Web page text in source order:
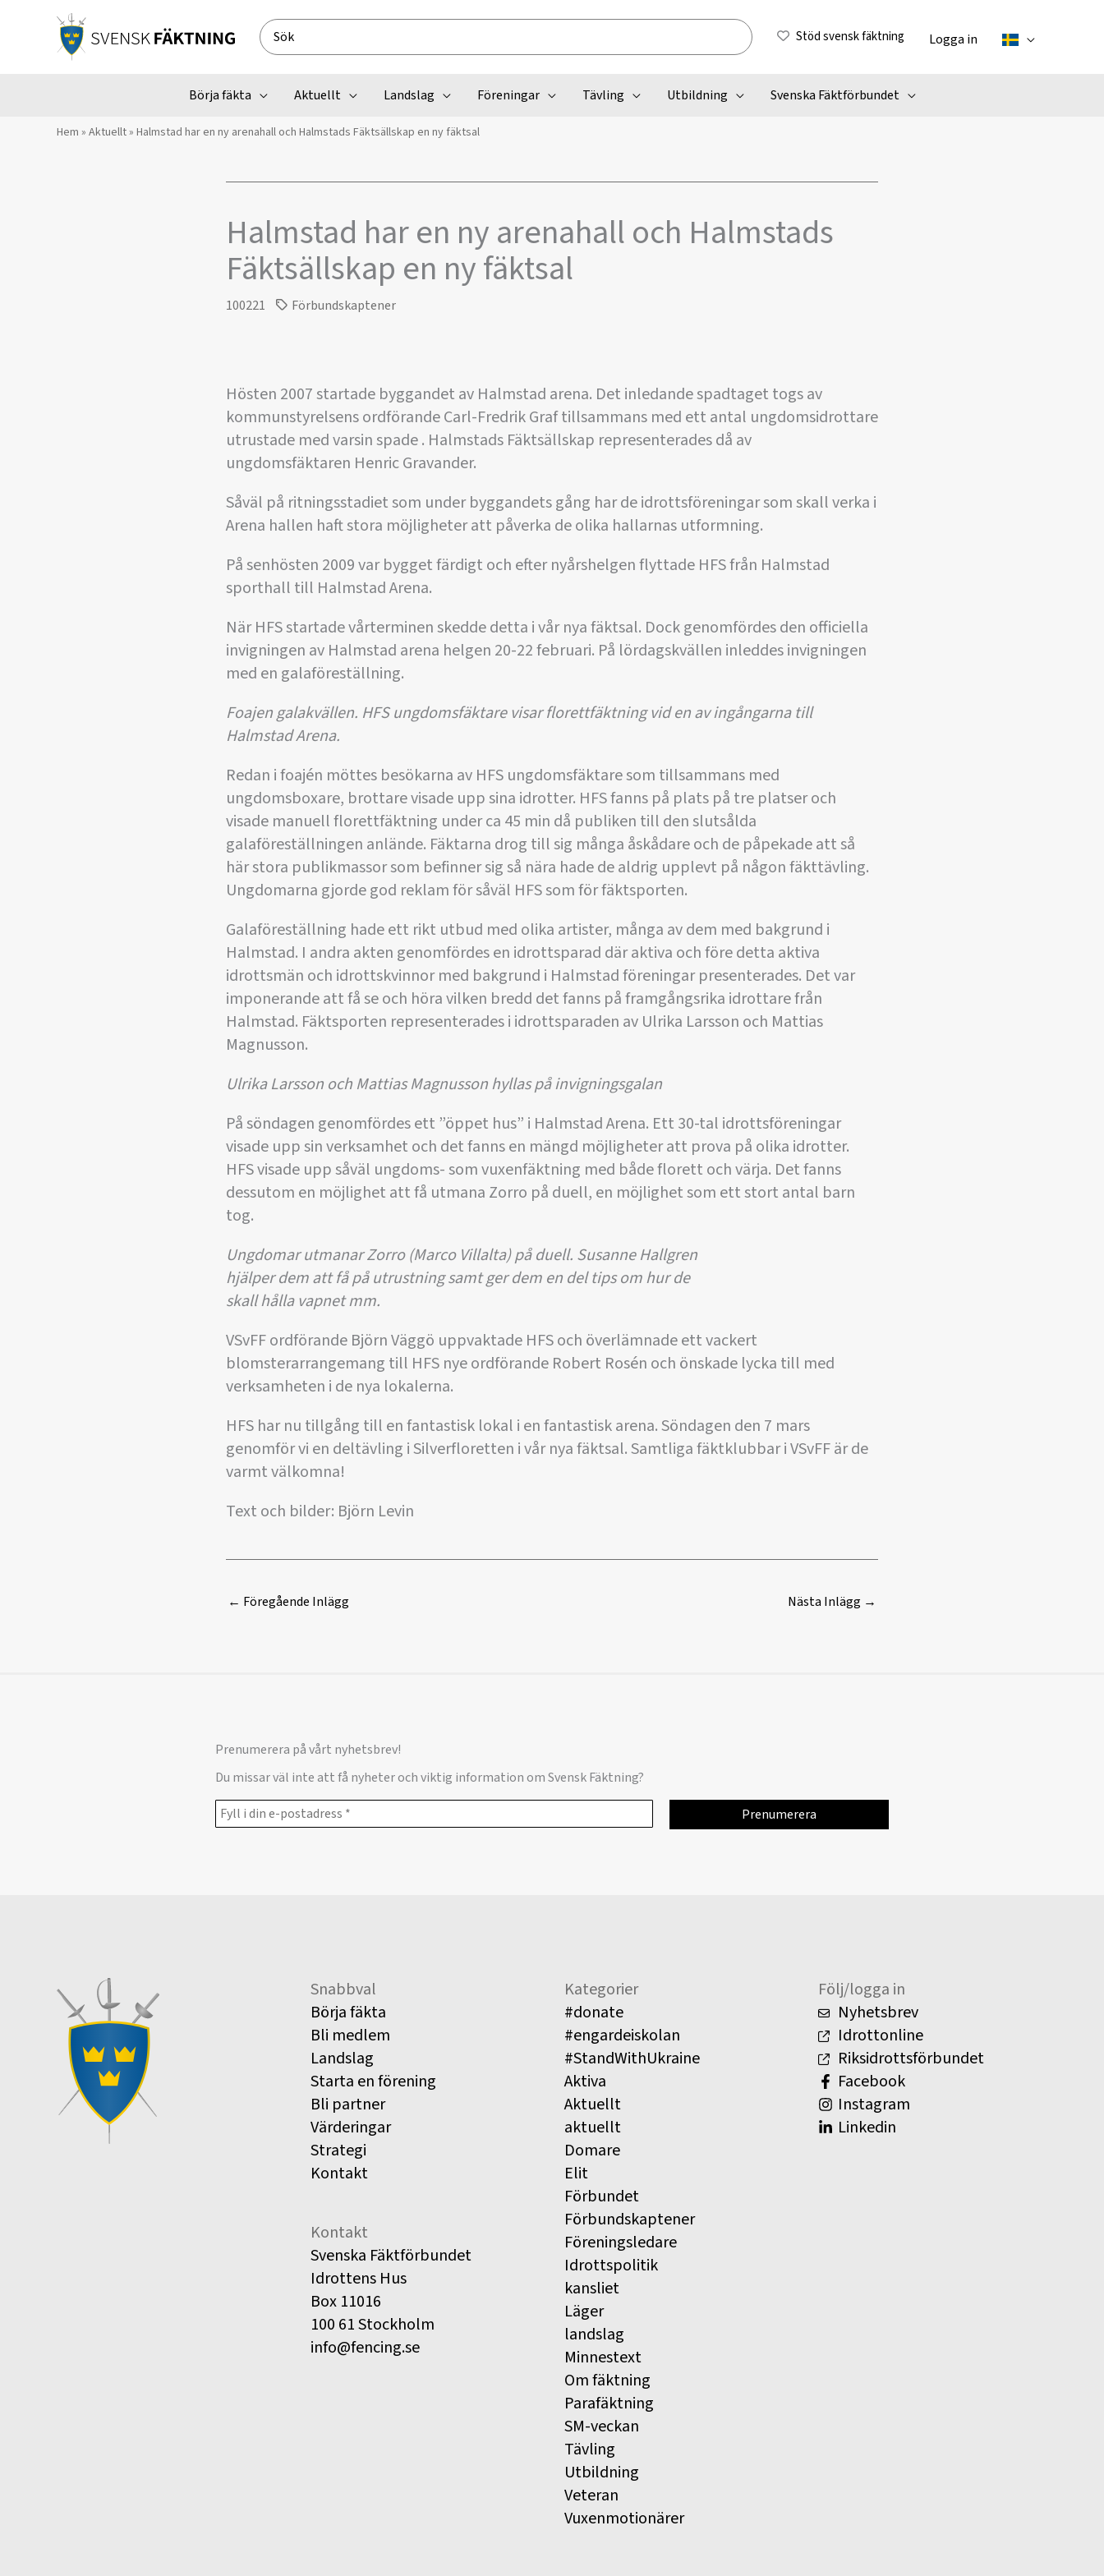
Search
for:
Stöd svensk fäktning Logga in
Börja fäkta Aktuellt Landslag Föreningar Tävling Utbildning Svenska Fäktförbundet
Hem » Aktuellt» Halmstad har en ny arenahall och Halmstads Fäktsällskap en ny fäktsal
Halmstad har en ny arenahall och Halmstads
Fäktsällskap en ny fäktsal
100221 Förbundskaptener
Hösten 2007 startade byggandet av Halmstad arena. Det inledande spadtaget togs av
kommunstyrelsens ordförande Carl-Fredrik Graf tillsammans med ett antal ungdomsidrottare
utrustade med varsin spade . Halmstads Fäktsällskap representerades då av
ungdomsfäktaren Henric Gravander.
Såväl på ritningsstadiet som under byggandets gång har de idrottsföreningar som skall verka i
Arena hallen haft stora möjligheter att påverka de olika hallarnas utformning.
På senhösten 2009 var bygget färdigt och efter nyårshelgen flyttade HFS från Halmstad
sporthall till Halmstad Arena.
När HFS startade vårterminen skedde detta i vår nya fäktsal. Dock genomfördes den officiella
invigningen av Halmstad arena helgen 20-22 februari. På lördagskvällen inleddes invigningen
med en galaföreställning.
Foajen galakvällen. HFS ungdomsfäktare visar florettfäktning vid en av ingångarna till
Halmstad Arena.
Redan i foajén möttes besökarna av HFS ungdomsfäktare som tillsammans med
ungdomsboxare, brottare visade upp sina idrotter. HFS fanns på plats på tre platser och
visade manuell florettfäktning under ca 45 min då publiken till den slutsålda
galaföreställningen anlände. Fäktarna drog till sig många åskådare och de påpekade att så
här stora publikmassor som befinner sig så nära hade de aldrig upplevt på någon fäkttävling.
Ungdomarna gjorde god reklam för såväl HFS som för fäktsporten.
Galaföreställning hade ett rikt utbud med olika artister, många av dem med bakgrund i
Halmstad. I andra akten genomfördes en idrottsparad där aktiva och före detta aktiva
idrottsmän och idrottskvinnor med bakgrund i Halmstad föreningar presenterades. Det var
imponerande att få se och höra vilken bredd det fanns på framgångsrika idrottare från
Halmstad. Fäktsporten representerades i idrottsparaden av Ulrika Larsson och Mattias
Magnusson.
Ulrika Larsson och Mattias Magnusson hyllas på invigningsgalan
På söndagen genomfördes ett ”öppet hus” i Halmstad Arena. Ett 30-tal idrottsföreningar
visade upp sin verksamhet och det fanns en mängd möjligheter att prova på olika idrotter.
HFS visade upp såväl ungdoms- som vuxenfäktning med både florett och värja. Det fanns
dessutom en möjlighet att få utmana Zorro på duell, en möjlighet som ett stort antal barn
tog.
Ungdomar utmanar Zorro (Marco Villalta) på duell. Susanne Hallgren
hjälper dem att få på utrustning samt ger dem en del tips om hur de
skall hålla vapnet mm.
VSvFF ordförande Björn Väggö uppvaktade HFS och överlämnade ett vackert
blomsterarrangemang till HFS nye ordförande Robert Rosén och önskade lycka till med
verksamheten i de nya lokalerna.
HFS har nu tillgång till en fantastisk lokal i en fantastisk arena. Söndagen den 7 mars
genomför vi en deltävling i Silverfloretten i vår nya fäktsal. Samtliga fäktklubbar i VSvFF är de
varmt välkomna!
Text och bilder: Björn Levin
← Föregående Inlägg Nästa Inlägg →
Prenumerera på vårt nyhetsbrev!
Du missar väl inte att få nyheter och viktig information om Svensk Fäktning?
Snabbval
Börja fäkta
Bli medlem
Landslag
Starta en förening
Bli partner
Värderingar
Strategi
Kontakt
Kontakt
Svenska Fäktförbundet
Idrottens Hus
Box 11016
100 61 Stockholm
info@fencing.se
Kategorier
#donate
#engardeiskolan
#StandWithUkraine
Aktiva
Aktuellt
aktuellt
Domare
Elit
Förbundet
Förbundskaptener
Föreningsledare
Idrottspolitik
kansliet
Läger
landslag
Minnestext
Om fäktning
Parafäktning
SM-veckan
Tävling
Utbildning
Veteran
Vuxenmotionärer
Följ/logga in
Nyhetsbrev
Idrottonline
Riksidrottsförbundet
Facebook
Instagram
Linkedin